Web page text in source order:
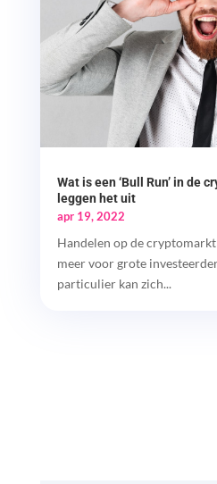
Wat is een ‘Bull Run’ in de
leggen het uit
apr 19, 2022
Handelen op de
meer voor grote
particulier kan zich...